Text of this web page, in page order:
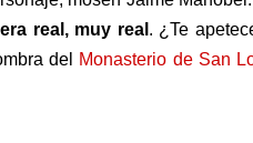
real, muy real . ¿Te
del
Monasterio de San